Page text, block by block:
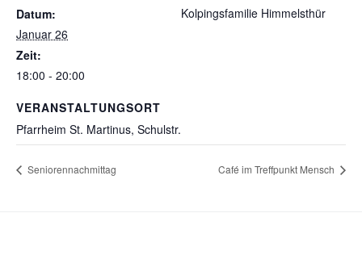
Datum:
Januar 26
Zeit:
18:00 - 20:00
VERANSTALTUNGSORT
Pfarrheim St. Martinus, Schulstr.
Kolpingsfamilie Himmelsthür
Seniorennachmittag Café im Treffpunkt Mensch